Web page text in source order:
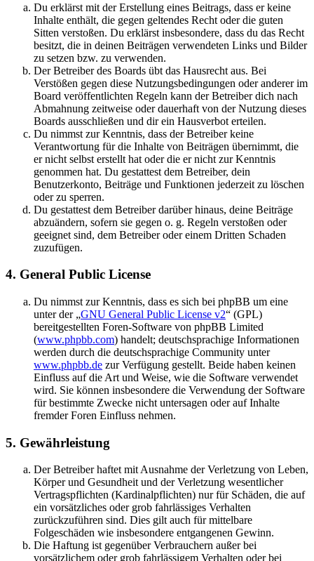
Du erklärst mit der Erstellung eines Beitrags, dass er keine
Inhalte enthält, die gegen geltendes Recht oder die guten
Sitten verstoßen. Du erklärst insbesondere, dass du das Recht
besitzt, die in deinen Beiträgen verwendeten Links und Bilder
zu setzen bzw. zu verwenden.
Der Betreiber des Boards übt das Hausrecht aus. Bei
Verstößen gegen diese Nutzungsbedingungen oder anderer im
Board veröffentlichten Regeln kann der Betreiber dich nach
Abmahnung zeitweise oder dauerhaft von der Nutzung dieses
Boards ausschließen und dir ein Hausverbot erteilen.
Du nimmst zur Kenntnis, dass der Betreiber keine
Verantwortung für die Inhalte von Beiträgen übernimmt, die
er nicht selbst erstellt hat oder die er nicht zur Kenntnis
genommen hat. Du gestattest dem Betreiber, dein
Benutzerkonto, Beiträge und Funktionen jederzeit zu löschen
oder zu sperren.
Du gestattest dem Betreiber darüber hinaus, deine Beiträge
abzuändern, sofern sie gegen o. g. Regeln verstoßen oder
geeignet sind, dem Betreiber oder einem Dritten Schaden
zuzufügen.
4. General Public License
Du nimmst zur Kenntnis, dass es sich bei phpBB um eine
unter der „GNU General Public License v2“ (GPL)
bereitgestellten Foren-Software von phpBB Limited
(www.phpbb.com) handelt; deutschsprachige Informationen
werden durch die deutschsprachige Community unter
www.phpbb.de zur Verfügung gestellt. Beide haben keinen
Einfluss auf die Art und Weise, wie die Software verwendet
wird. Sie können insbesondere die Verwendung der Software
für bestimmte Zwecke nicht untersagen oder auf Inhalte
fremder Foren Einfluss nehmen.
5. Gewährleistung
Der Betreiber haftet mit Ausnahme der Verletzung von Leben,
Körper und Gesundheit und der Verletzung wesentlicher
Vertragspflichten (Kardinalpflichten) nur für Schäden, die auf
ein vorsätzliches oder grob fahrlässiges Verhalten
zurückzuführen sind. Dies gilt auch für mittelbare
Folgeschäden wie insbesondere entgangenen Gewinn.
Die Haftung ist gegenüber Verbrauchern außer bei
vorsätzlichem oder grob fahrlässigem Verhalten oder bei